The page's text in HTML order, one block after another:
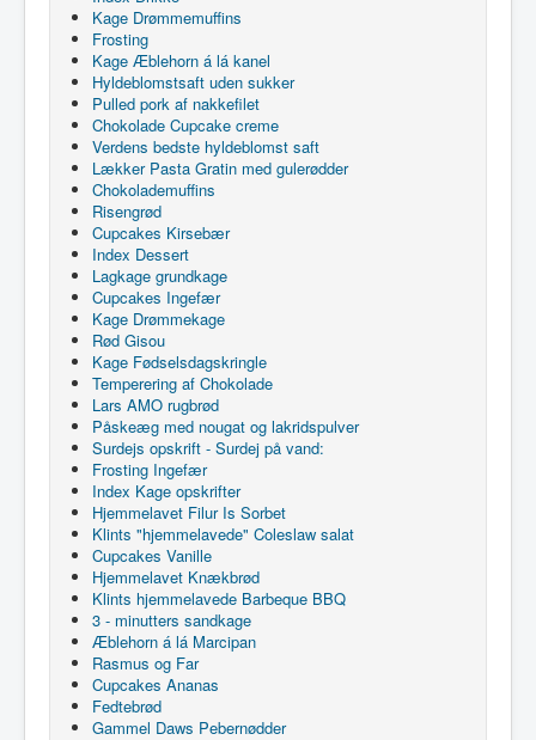
Kage Drømmemuffins
Frosting
Kage Æblehorn á lá kanel
Hyldeblomstsaft uden sukker
Pulled pork af nakkefilet
Chokolade Cupcake creme
Verdens bedste hyldeblomst saft
Lækker Pasta Gratin med gulerødder
Chokolademuffins
Risengrød
Cupcakes Kirsebær
Index Dessert
Lagkage grundkage
Cupcakes Ingefær
Kage Drømmekage
Rød Gisou
Kage Fødselsdagskringle
Temperering af Chokolade
Lars AMO rugbrød
Påskeæg med nougat og lakridspulver
Surdejs opskrift - Surdej på vand:
Frosting Ingefær
Index Kage opskrifter
Hjemmelavet Filur Is Sorbet
Klints "hjemmelavede" Coleslaw salat
Cupcakes Vanille
Hjemmelavet Knækbrød
Klints hjemmelavede Barbeque BBQ
3 - minutters sandkage
Æblehorn á lá Marcipan
Rasmus og Far
Cupcakes Ananas
Fedtebrød
Gammel Daws Pebernødder